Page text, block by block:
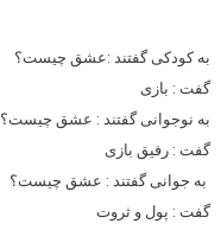
به کودکی گفتند :عشق چیست؟
گفت : بازی
به نوجوانی گفتند : عشق چیست؟
گفت : رفیق بازی
به جوانی گفتند : عشق چیست؟
گفت : پول و ثروت